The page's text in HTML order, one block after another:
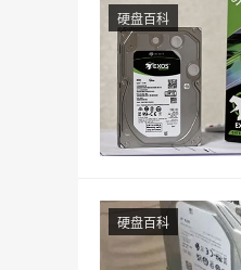
硬盘百科
硬盘百科